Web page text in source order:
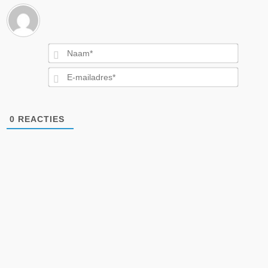
Naam*
E-
0 REACTIES